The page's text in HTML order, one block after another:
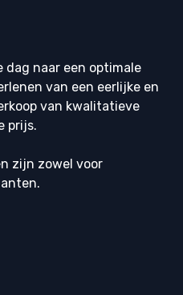
naar een optimale
van een eerlijke en
van kwalitatieve
prijs.
zijn zowel voor